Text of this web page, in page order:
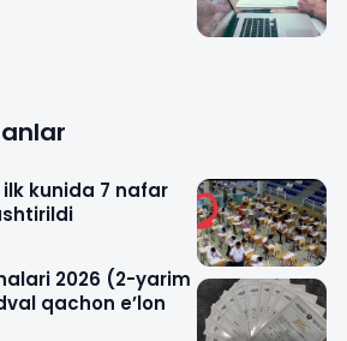
kunida 7 nafar
2026 (2-yarim
qachon e’lon